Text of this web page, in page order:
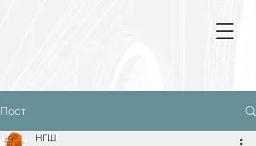
Пост
НГШ